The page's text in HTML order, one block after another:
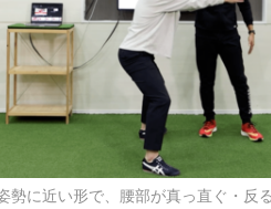
勢に近い形で、腰部が真っ直ぐ・反